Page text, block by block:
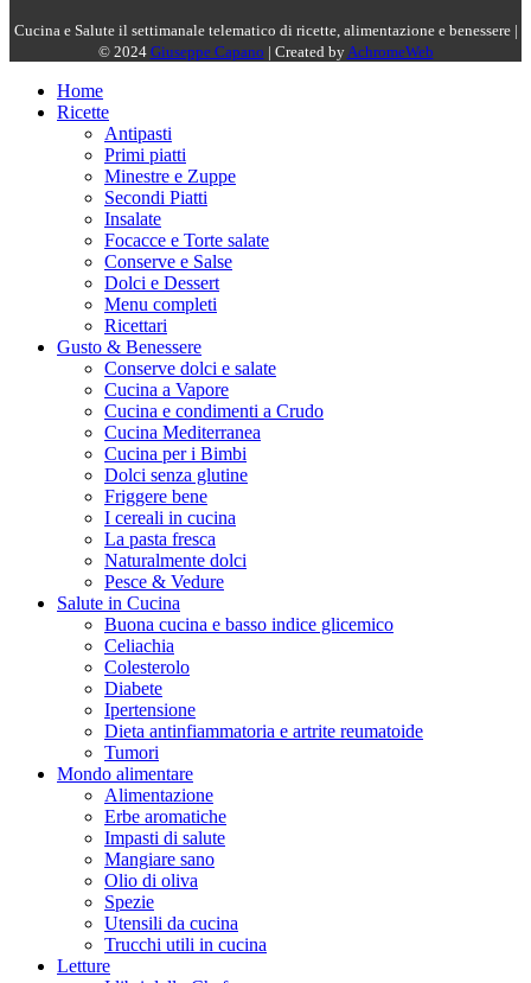
Cucina e Salute il settimanale telematico di ricette, alimentazione e benessere |
© 2024 Giuseppe Capano | Created byAchromeWeb
Home
Ricette
Antipasti
Primi piatti
Minestre e Zuppe
Secondi Piatti
Insalate
Focacce e Torte salate
Conserve e Salse
Dolci e Dessert
Menu completi
Ricettari
Gusto & Benessere
Conserve dolci e salate
Cucina a Vapore
Cucina e condimenti a Crudo
Cucina Mediterranea
Cucina per i Bimbi
Dolci senza glutine
Friggere bene
I cereali in cucina
La pasta fresca
Naturalmente dolci
Pesce & Vedure
Salute in Cucina
Buona cucina e basso indice glicemico
Celiachia
Colesterolo
Diabete
Ipertensione
Dieta antinfiammatoria e artrite reumatoide
Tumori
Mondo alimentare
Alimentazione
Erbe aromatiche
Impasti di salute
Mangiare sano
Olio di oliva
Spezie
Utensili da cucina
Trucchi utili in cucina
Letture